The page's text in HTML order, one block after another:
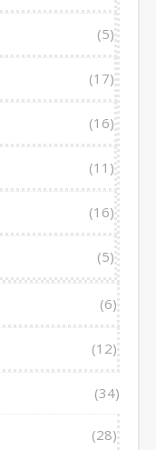
(5)
(17)
(16)
(11)
(16)
(5)
(6)
(12)
(34)
(28)